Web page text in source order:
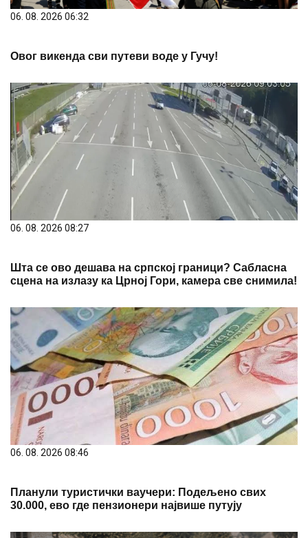
06. 08. 2026 06:32
Овог викенда сви путеви воде у Гучу!
06. 08. 2026 08:27
Шта се ово дешава на српској граници? Сабласна
сцена на излазу ка Црној Гори, камера све снимила!
06. 08. 2026 08:46
Планули туристички ваучери: Подељено свих
30.000, ево где пензионери највише путују